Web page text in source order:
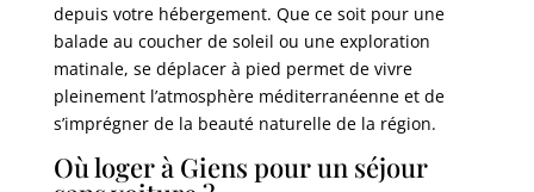
depuis votre hébergement. Que ce soit pour une
balade au coucher de soleil ou une exploration
matinale, se déplacer à pied permet de vivre
pleinement l’atmosphère méditerranéenne et de
s’imprégner de la beauté naturelle de la région.
Où loger à Giens pour un séjour